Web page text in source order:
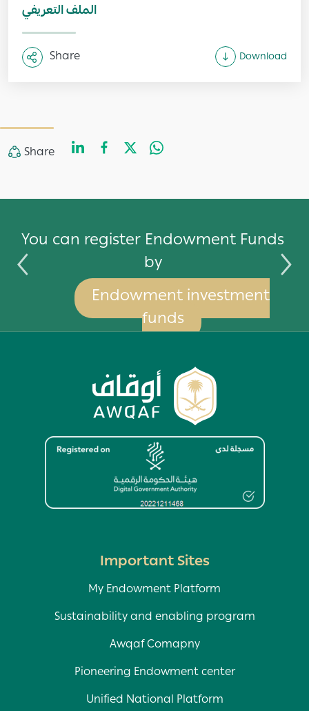
الملف التعريفي
Share Download
Share Share LinkedIn
Facebook
Twitter
You can register Endowment Funds
by
Endowment investment
funds
Important Sites
My Endowment Platform
Sustainability and enabling program
Awqaf Comapny
Pioneering Endowment center
Unified National Platform